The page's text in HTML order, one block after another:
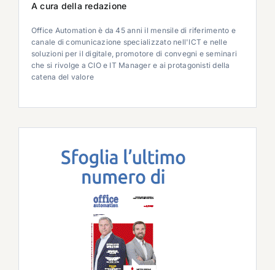
A cura della redazione
Office Automation è da 45 anni il mensile di riferimento e
canale di comunicazione specializzato nell'ICT e nelle
soluzioni per il digitale, promotore di convegni e seminari
che si rivolge a CIO e IT Manager e ai protagonisti della
catena del valore